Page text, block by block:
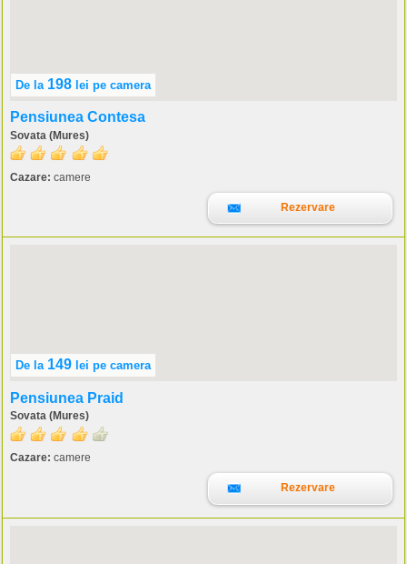
De la 198 lei pe camera
Pensiunea Contesa
Sovata (Mures)
Cazare: camere
Rezervare
De la 149 lei pe camera
Pensiunea Praid
Sovata (Mures)
Cazare: camere
Rezervare